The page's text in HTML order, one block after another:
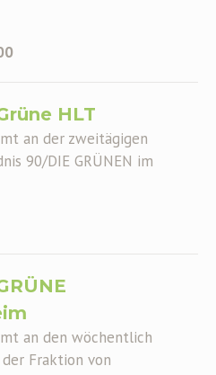
HLT
an der zweitägigen
90/DIE GRÜNEN im
an den wöchentlich
Fraktion von